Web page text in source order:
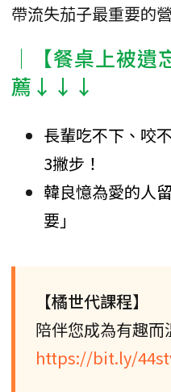
帶流失茄子最重要的
│【餐桌上被遺
薦↓↓↓
長輩吃不下、咬
3撇步！
韓良憶為愛的人
要」
【橘世代課程】
陪伴您成為有趣而
https://bit.ly/